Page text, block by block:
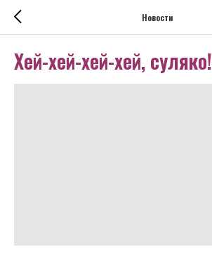
Новости
Хей-хей-хей-хей, суляко!